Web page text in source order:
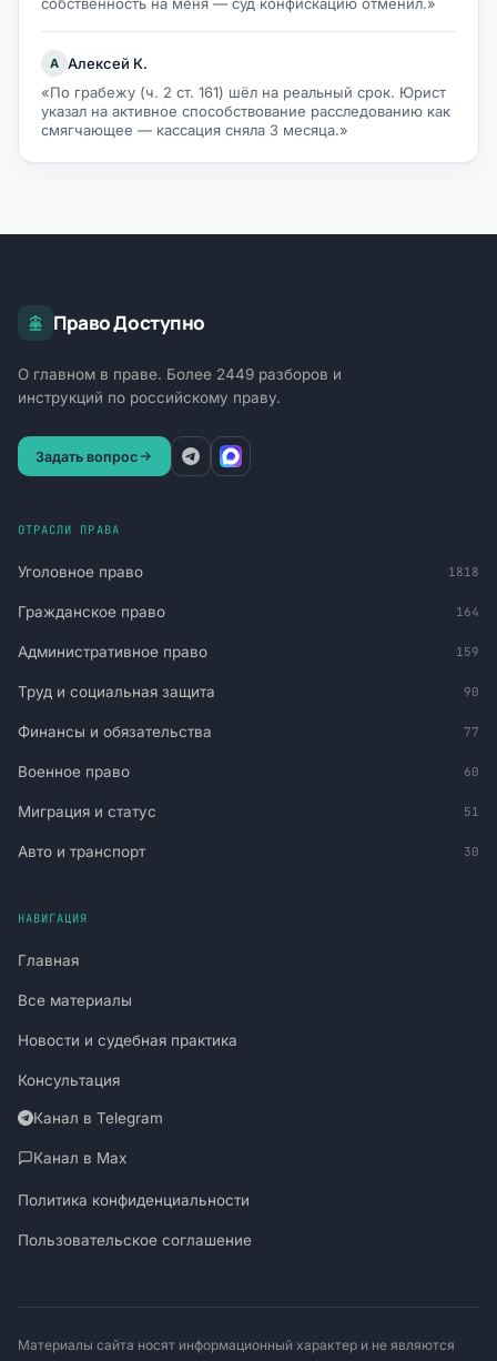
А Алексей К.
«По грабежу (ч. 2 ст. 161) шёл на реальный срок. Юрист
указал на активное способствование расследованию как
смягчающее — кассация сняла 3 месяца.»
Право Доступно
О главном в праве. Более 2449 разборов и
инструкций по российскому праву.
Задать вопрос
ОТРАСЛИ ПРАВА
Уголовное право 1818
Гражданское право 164
Административное право 159
Труд и социальная защита 90
Финансы и обязательства 77
Военное право 60
Миграция и статус 51
Авто и транспорт 30
НАВИГАЦИЯ
Главная
Все материалы
Новости и судебная практика
Консультация
Канал в Telegram
Канал в Max
Политика конфиденциальности
Пользовательское соглашение
Материалы сайта носят информационный характер и не являются